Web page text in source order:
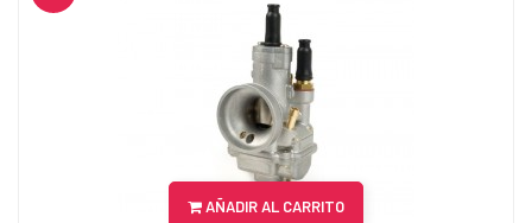
AÑADIR AL CARRITO